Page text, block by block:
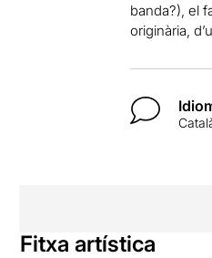
banda?), el
originària,
Fitxa artística